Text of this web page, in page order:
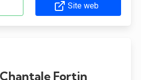
Site web
Chantale Fortin